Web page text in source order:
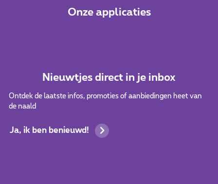
Onze applicaties
Nieuwtjes direct in je inbox
Ontdek de laatste infos, promoties of aanbiedingen heet van
de naald
Ja, ik ben benieuwd!